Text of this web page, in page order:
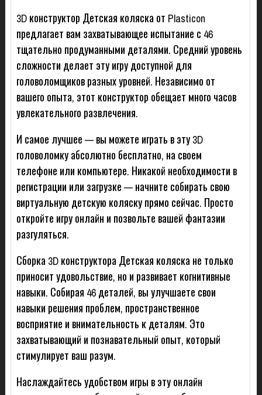
3D конструктор Детская коляска от Plasticon
предлагает вам захватывающее испытание с 46
тщательно продуманными деталями. Средний уровень
сложности делает эту игру доступной для
головоломщиков разных уровней. Независимо от
вашего опыта, этот конструктор обещает много часов
увлекательного развлечения.
И самое лучшее — вы можете играть в эту 3D
головоломку абсолютно бесплатно, на своем
телефоне или компьютере. Никакой необходимости в
регистрации или загрузке — начните собирать свою
виртуальную детскую коляску прямо сейчас. Просто
откройте игру онлайн и позвольте вашей фантазии
разгуляться.
Сборка 3D конструктора Детская коляска не только
приносит удовольствие, но и развивает когнитивные
навыки. Собирая 46 деталей, вы улучшаете свои
навыки решения проблем, пространственное
восприятие и внимательность к деталям. Это
захватывающий и познавательный опыт, который
стимулирует ваш разум.
Наслаждайтесь удобством игры в эту онлайн